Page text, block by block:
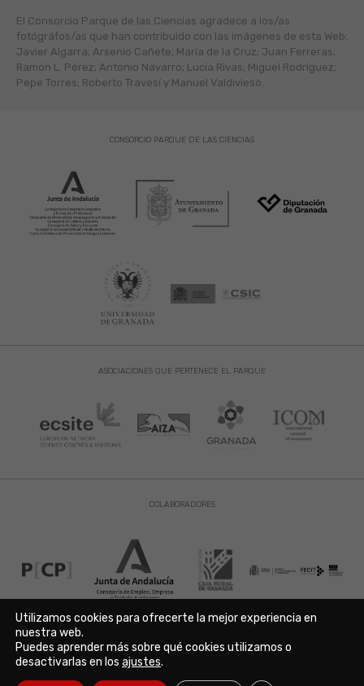
El Consorcio Parque de las Ciencias agradece a los/as
fotógráfos/as que han contribuido con las imágenes de esta Web:
Javier Algarra; Arsenio Cañete; María de la Cruz; Juan Ferreras;
Ramón L. Pérez; Antonio Navarro; Lucía Rivas; Miguel Rodríguez;
Pepe Torres; Roberto Travesí y Manuel Valdivieso.
ASOCIACIONES QUE PERTENECE EL PARQUE
CONSORCIO PARQUE DE LAS CIENCIAS
COLABORADORES
Aviso Legal | Política de Privacidad | Política de Cookies
Copyright © 2021. Parque de las Ciencias. Avda. de la Ciencia s/n
Utilizamos cookies para ofrecerte la mejor experiencia en
nuestra web.
Puedes aprender más sobre qué cookies utilizamos o
desactivarlas en los ajustes.